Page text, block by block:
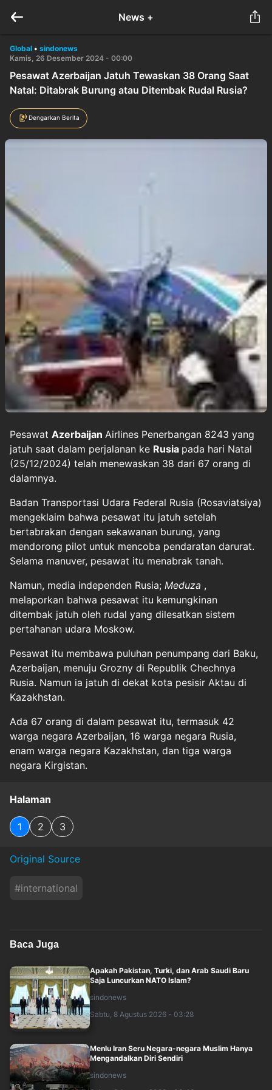
News +
Global • sindonews
Kamis, 26 Desember 2024 - 00:00
Pesawat Azerbaijan Jatuh Tewaskan 38 Orang Saat
Natal: Ditabrak Burung atau Ditembak Rudal Rusia?
Dengarkan Berita
Pesawat Azerbaijan Airlines Penerbangan 8243 yang
jatuh saat dalam perjalanan ke Rusia pada hari Natal
(25/12/2024) telah menewaskan 38 dari 67 orang di
dalamnya.
Badan Transportasi Udara Federal Rusia (Rosaviatsiya)
mengeklaim bahwa pesawat itu jatuh setelah
bertabrakan dengan sekawanan burung, yang
mendorong pilot untuk mencoba pendaratan darurat.
Selama manuver, pesawat itu menabrak tanah.
Namun, media independen Rusia; Meduza ,
melaporkan bahwa pesawat itu kemungkinan
ditembak jatuh oleh rudal yang dilesatkan sistem
pertahanan udara Moskow.
Pesawat itu membawa puluhan penumpang dari Baku,
Azerbaijan, menuju Grozny di Republik Chechnya
Rusia. Namun ia jatuh di dekat kota pesisir Aktau di
Kazakhstan.
Ada 67 orang di dalam pesawat itu, termasuk 42
warga negara Azerbaijan, 16 warga negara Rusia,
enam warga negara Kazakhstan, dan tiga warga
negara Kirgistan.
Halaman
1 2 3
Original Source
#international
Baca Juga
Apakah Pakistan, Turki, dan Arab Saudi Baru
Saja Luncurkan NATO Islam?
sindonews
Sabtu, 8 Agustus 2026 - 03:28
Menlu Iran Seru Negara-negara Muslim Hanya
Mengandalkan Diri Sendiri
sindonews